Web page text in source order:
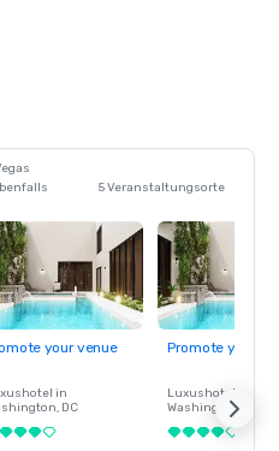
5 Veranstaltungsorte
your venue
in
, DC
Promote your
Luxushotel in
Washington